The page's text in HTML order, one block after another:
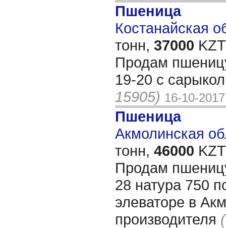
Пшеница
Костанайская
тонн, 37000
Продам
19-20 с
15905) 16-10-2017
Пшеница
Акмолинская
тонн, 46000
Продам
28 натура 750
элеваторе в
производителя